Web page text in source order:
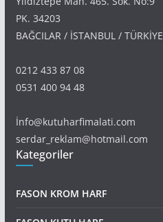
PK. 34203
BAĞCILAR / İSTANBUL / TÜRKİYE
0212 433 87 08
0531 400 94 48
İnfo@kutuharfimalati.com
serdar_reklam@hotmail.com
Kategoriler
FASON KROM HARF